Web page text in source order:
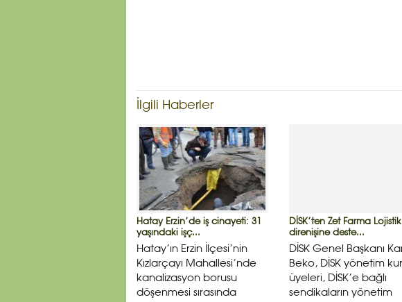
İlgili Haberler
Hatay Erzin’de iş cinayeti: 31
yaşındaki işç...
Hatay’ın Erzin İlçesi’nin
Kızlarçayı Mahallesi’nde
kanalizasyon borusu
döşenmesi sırasında
DİSK’ten Zet Farma Lojistik
direnişine deste...
DİSK Genel Başkanı
Beko, DİSK yönetim
üyeleri, DİSK’e bağlı
sendikaların yönetim